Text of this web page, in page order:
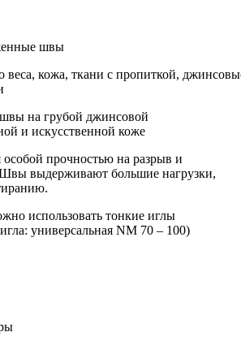
швы
веса, кожа, ткани с пропиткой,
на грубой джинсовой
и искусственной коже
особой прочностью на разрыв и
выдерживают большие нагрузки,
использовать тонкие иглы
универсальная NM 70 – 100)